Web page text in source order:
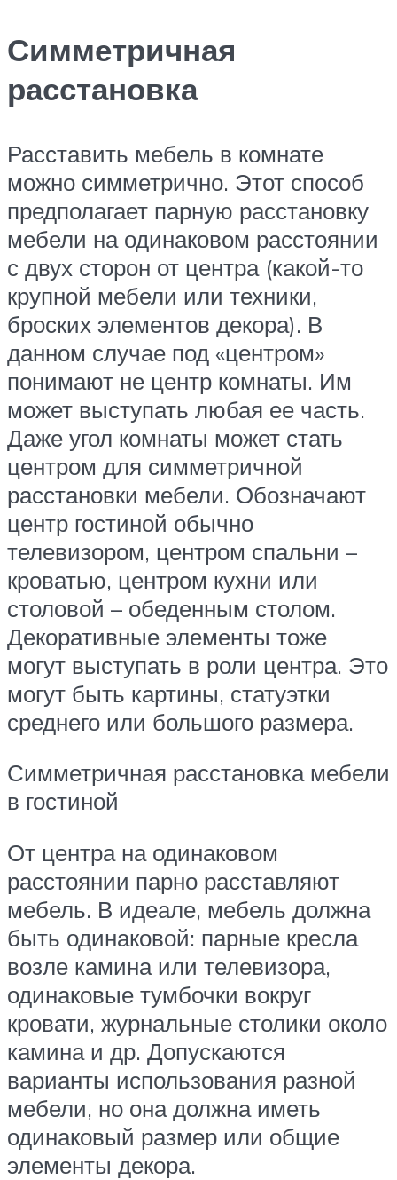
Симметричная
расстановка
Расставить мебель в комнате
можно симметрично. Этот способ
предполагает парную расстановку
мебели на одинаковом расстоянии
с двух сторон от центра (какой-то
крупной мебели или техники,
броских элементов декора). В
данном случае под «центром»
понимают не центр комнаты. Им
может выступать любая ее часть.
Даже угол комнаты может стать
центром для симметричной
расстановки мебели. Обозначают
центр гостиной обычно
телевизором, центром спальни –
кроватью, центром кухни или
столовой – обеденным столом.
Декоративные элементы тоже
могут выступать в роли центра. Это
могут быть картины, статуэтки
среднего или большого размера.
Симметричная расстановка мебели
в гостиной
От центра на одинаковом
расстоянии парно расставляют
мебель. В идеале, мебель должна
быть одинаковой: парные кресла
возле камина или телевизора,
одинаковые тумбочки вокруг
кровати, журнальные столики около
камина и др. Допускаются
варианты использования разной
мебели, но она должна иметь
одинаковый размер или общие
элементы декора.